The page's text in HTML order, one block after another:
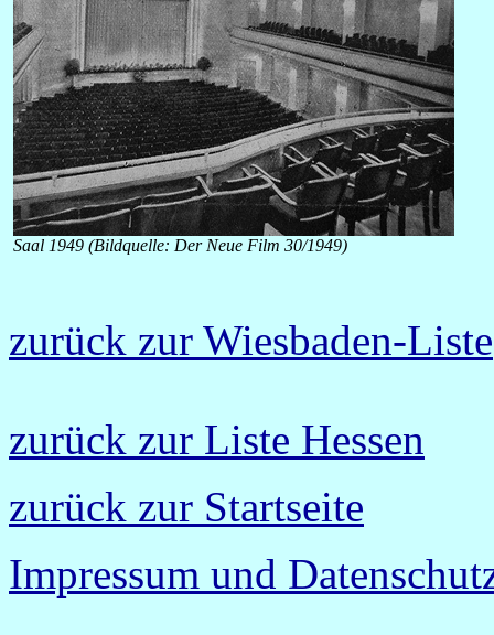
Saal 1949 (Bildquelle: Der Neue Film 30/1949)
zurück zur Wiesbaden-Liste
zurück zur Liste Hessen
zurück zur Startseite
Impressum und